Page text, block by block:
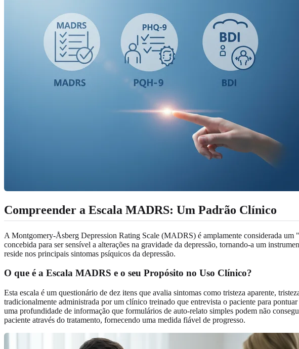
Compreender a Escala MADRS: Um Padrão Clínico
A Montgomery-Åsberg Depression Rating Scale (MADRS) é amplamente considerada
concebida para ser sensível a alterações na gravidade da depressão, tornando-a um
reside nos principais sintomas psíquicos da depressão.
O que é a Escala MADRS e o seu Propósito no Uso Clínico?
Esta escala é um questionário de dez itens que avalia sintomas como tristeza aparente,
tradicionalmente administrada por um clínico treinado que entrevista o paciente para
uma profundidade de informação que formulários de auto-relato simples podem não
paciente através do tratamento, fornecendo uma medida fiável de progresso.